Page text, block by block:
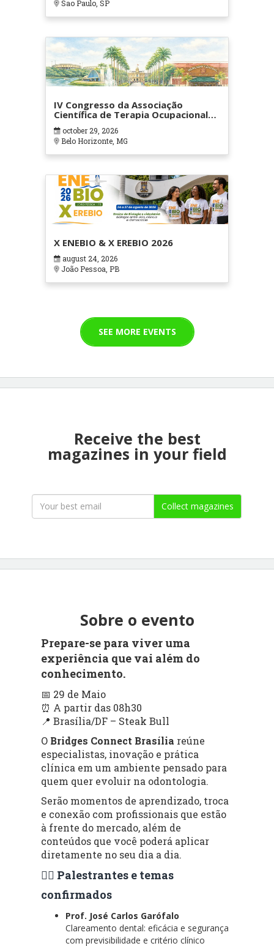
Sao Paulo, SP
IV Congresso da Associação
Científica de Terapia Ocupacional
em Contextos Hospitalares e
Cuidados Paliativos - ATOHOSP
october 29, 2026
Belo Horizonte, MG
X ENEBIO & X EREBIO 2026
august 24, 2026
João Pessoa, PB
SEE MORE EVENTS
Receive the best
magazines in your field
Collect magazines
Sobre o evento
Prepare-se para viver uma
experiência que vai além do
conhecimento.
📅 29 de Maio
⏰ A partir das 08h30
📍 Brasília/DF – Steak Bull
O Bridges Connect Brasília reúne
especialistas, inovação e prática
clínica em um ambiente pensado para
quem quer evoluir na odontologia.
Serão momentos de aprendizado, troca
e conexão com profissionais que estão
à frente do mercado, além de
conteúdos que você poderá aplicar
diretamente no seu dia a dia.
👨‍⚕️ Palestrantes e temas
confirmados
Prof. José Carlos Garófalo
Clareamento dental: eficácia e segurança
com previsibilidade e critério clínico